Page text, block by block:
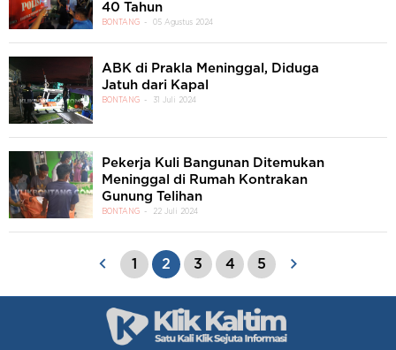
40 Tahun
BONTANG 05 Agustus 2024
ABK di Prakla Meninggal, Diduga
Jatuh dari Kapal
BONTANG 31 Juli 2024
Pekerja Kuli Bangunan Ditemukan
Meninggal di Rumah Kontrakan
Gunung Telihan
BONTANG 22 Juli 2024
1 2 3 4 5